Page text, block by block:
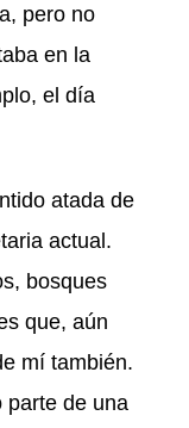
pero no
en la
el día
atada de
actual.
bosques
que, aún
mí también.
parte de una